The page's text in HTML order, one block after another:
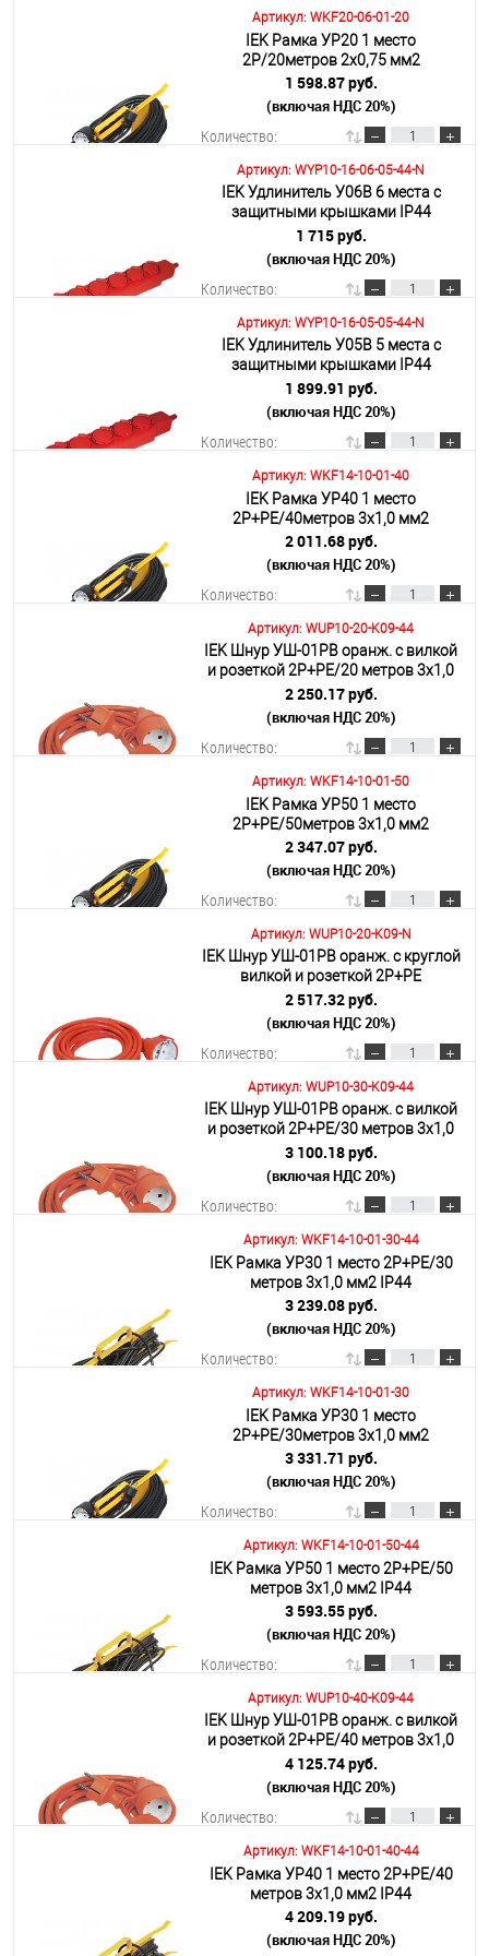
В корзину
Подробнее
Артикул: WKF20-06-01-20
IEK Рамка УР20 1 место
2Р/20метров 2х0,75 мм2
1 598.87 руб.
(включая НДС 20%)
Количество:
В корзину
Подробнее
Артикул: WYP10-16-06-05-44-N
IEK Удлинитель У06В 6 места с
защитными крышками IP44
2Р+PE/5метров 3х1мм2 16А/250В
1 715 руб.
(включая НДС 20%)
Количество:
В корзину
Подробнее
Артикул: WYP10-16-05-05-44-N
IEK Удлинитель У05В 5 места с
защитными крышками IP44
2Р+PE/5метров 3х1мм2 16А/250В
1 899.91 руб.
(включая НДС 20%)
Количество:
В корзину
Подробнее
Артикул: WKF14-10-01-40
IEK Рамка УР40 1 место
2Р+PE/40метров 3х1,0 мм2
2 011.68 руб.
(включая НДС 20%)
Количество:
В корзину
Подробнее
Артикул: WUP10-20-K09-44
IEK Шнур УШ-01РВ оранж. с вилкой
и розеткой 2Р+РЕ/20 метров 3х1,0
мм2 IP44
2 250.17 руб.
(включая НДС 20%)
Количество:
В корзину
Подробнее
Артикул: WKF14-10-01-50
IEK Рамка УР50 1 место
2Р+PE/50метров 3х1,0 мм2
2 347.07 руб.
(включая НДС 20%)
Количество:
В корзину
Подробнее
Артикул: WUP10-20-K09-N
IEK Шнур УШ-01РВ оранж. с круглой
вилкой и розеткой 2Р+PЕ
3х1,0/20метров
2 517.32 руб.
(включая НДС 20%)
Количество:
В корзину
Подробнее
Артикул: WUP10-30-K09-44
IEK Шнур УШ-01РВ оранж. с вилкой
и розеткой 2Р+РЕ/30 метров 3х1,0
мм2 IP44
3 100.18 руб.
(включая НДС 20%)
Количество:
В корзину
Подробнее
Артикул: WKF14-10-01-30-44
IEK Рамка УР30 1 место 2Р+PE/30
метров 3х1,0 мм2 IP44
3 239.08 руб.
(включая НДС 20%)
Количество:
В корзину
Подробнее
Артикул: WKF14-10-01-30
IEK Рамка УР30 1 место
2Р+PE/30метров 3х1,0 мм2
3 331.71 руб.
(включая НДС 20%)
Количество:
В корзину
Подробнее
Артикул: WKF14-10-01-50-44
IEK Рамка УР50 1 место 2Р+PE/50
метров 3х1,0 мм2 IP44
3 593.55 руб.
(включая НДС 20%)
Количество:
В корзину
Подробнее
Артикул: WUP10-40-K09-44
IEK Шнур УШ-01РВ оранж. с вилкой
и розеткой 2Р+РЕ/40 метров 3х1,0
мм2 IP44
4 125.74 руб.
(включая НДС 20%)
Количество:
В корзину
Подробнее
Артикул: WKF14-10-01-40-44
IEK Рамка УР40 1 место 2Р+PE/40
метров 3х1,0 мм2 IP44
4 209.19 руб.
(включая НДС 20%)